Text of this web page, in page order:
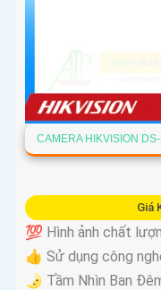
CAMERA HIKVISION
Giá
💯 Hình ảnh chất
👍 Sử dụng công
🌛 Tầm Nhìn Ban